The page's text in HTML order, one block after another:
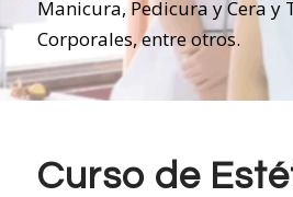
Manicura, Pedicura y Cera y
Corporales, entre otros.
Curso de